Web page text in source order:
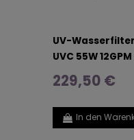
UV-Wasserfilter
UVC 55W
229,50 €
In den